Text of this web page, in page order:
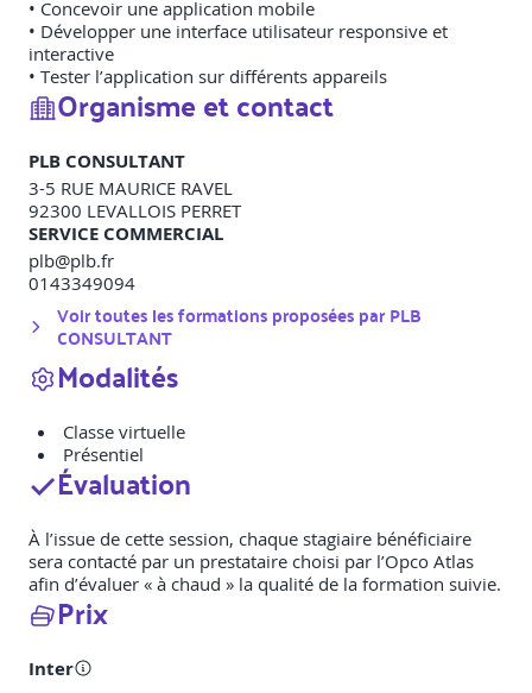
• Concevoir une application mobile
• Développer une interface utilisateur responsive et
interactive
• Tester l’application sur différents appareils
Organisme et contact
PLB CONSULTANT
3-5 RUE MAURICE RAVEL
92300 LEVALLOIS PERRET
SERVICE COMMERCIAL
plb@plb.fr
0143349094
Voir toutes les formations proposées parPLB
CONSULTANT
Modalités
Classe virtuelle
Présentiel
Évaluation
À l’issue de cette session, chaque stagiaire bénéficiaire
sera contacté par un prestataire choisi par l’Opco Atlas
afin d’évaluer « à chaud » la qualité de la formation suivie.
Prix
Inter